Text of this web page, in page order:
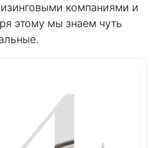
компаниями и
этому мы знаем чуть